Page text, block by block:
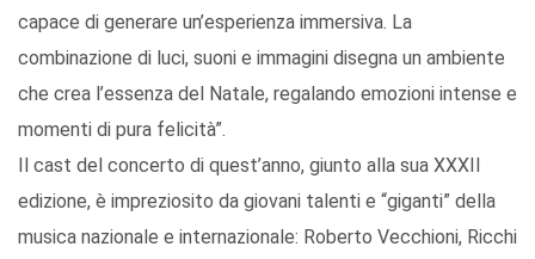
capace di generare un’esperienza immersiva. La
combinazione di luci, suoni e immagini disegna un ambiente
che crea l’essenza del Natale, regalando emozioni intense e
momenti di pura felicità”.
Il cast del concerto di quest’anno, giunto alla sua XXXII
edizione, è impreziosito da giovani talenti e “giganti” della
musica nazionale e internazionale: Roberto Vecchioni, Ricchi